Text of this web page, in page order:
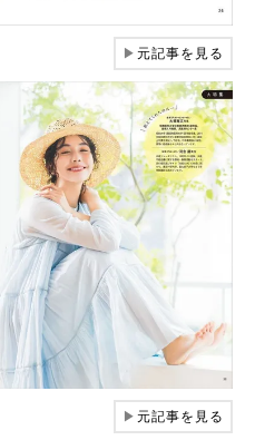
▶元記事を見る
▶元記事を見る